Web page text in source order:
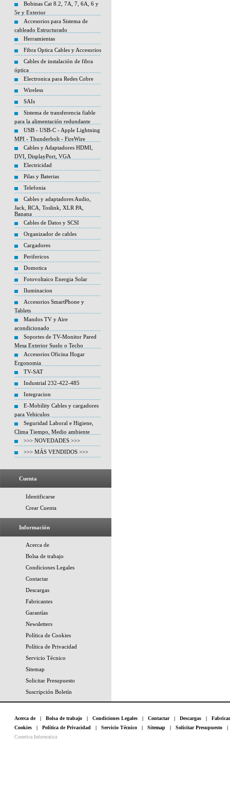
Bobinas Cat 8.2, 7A, 7, 6A, 6 y
5e y Exterior
Accesorios para Sistema de
cableado Estructurado
Herramientas
Fibra Optica Cables y Accesorios
Cables de instalación de fibra
óptica
Electronica para Redes Cobre
Wireless
SAIs
Sistema de transferencia fiable
para la alimentación redundante
USB - USB-C - Apple Lightning
MPI - Thunderbolt - FireWire
Cables y Adaptadores HDMI,
DVI, DisplayPort, VGA
Electricidad
Pilas y Baterias
Telefonia
Cables y adaptadores Audio,
Jack, RCA, Toslink, XLR PA,
Banana
Cables de Datos y SCSI
Organizador de cables
Cargadores
Perifericos
Domotica
Fotovoltaico Energia Solar
Iluminacion
Accesorios SmartPhone y
Tablets
Mandos TV y Aire
acondicionado
Soportes de TV-Monitor Pared
Mesa Exterior Suelo o Techo
Accesorios Oficina Hogar
Ergonomia
TV-SAT
Industrial 232-422-485
Integracion
E-Mobility Cables y cargadores
para Vehiculos
Seguridad Laboral e Higiene,
Clima Tiempo, Medio ambiente
>>> NOVEDADES >>>
>>> MÁS VENDIDOS >>>
Cuenta
Identificarse
Crear Cuenta
Información
Acerca de
Bolsa de trabajo
Condiciones Legales
Contactar
Descargas
Fabricantes
Garantías
Newsletters
Política de Cookies
Política de Privacidad
Servicio Técnico
Sitemap
Solicitar Presupuesto
Suscripción Boletín
Acerca de| Bolsa de trabajo | Condiciones Legales | Contactar| Descargas |
Cookies | Política de Privacidad | Servicio Técnico | Sitemap | Solicitar Presupuesto
Conetica Informatica